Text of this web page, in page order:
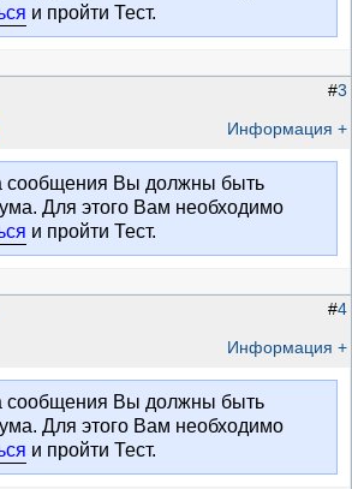
и пройти Тест.
#3
Информация +
сообщения Вы должны быть
Для этого Вам необходимо
и пройти Тест.
#4
Информация +
сообщения Вы должны быть
Для этого Вам необходимо
и пройти Тест.